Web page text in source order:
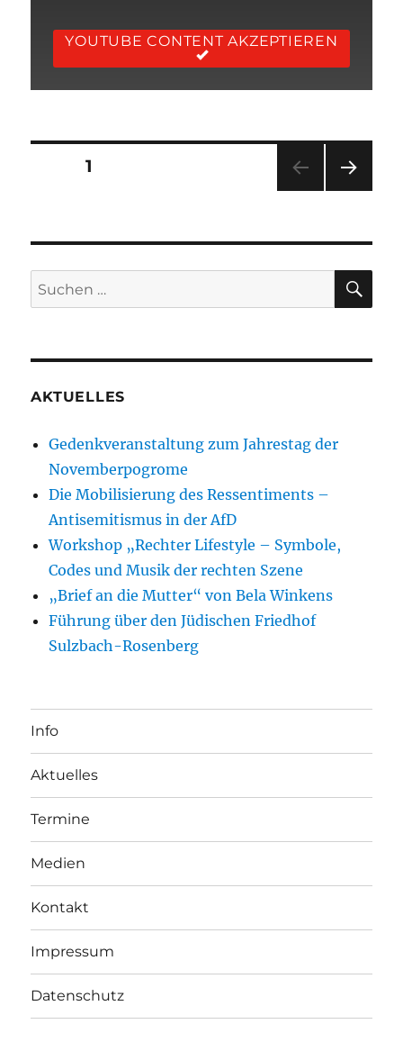
YOUTUBE CONTENT AKZEPTIEREN
Seitennummerierung
Beiträge
SEITE1
E
Suchen
nach:
AKTUELLES
Gedenkveranstaltung zum Jahrestag der
Novemberpogrome
Die Mobilisierung des Ressentiments –
Antisemitismus in der AfD
Workshop „Rechter Lifestyle – Symbole,
Codes und Musik der rechten Szene
„Brief an die Mutter“ von Bela Winkens
Führung über den Jüdischen Friedhof
Sulzbach-Rosenberg
Info
Aktuelles
Termine
Medien
Kontakt
Impressum
Datenschutz